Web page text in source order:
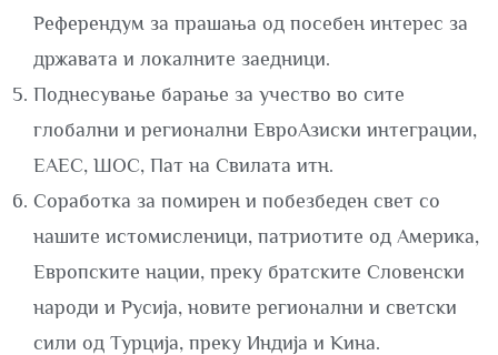
Референдум за прашања од посебен интерес за
државата и локалните заедници.
Поднесување барање за учество во сите
глобални и регионални ЕвроАзиски интеграции,
ЕАЕС, ШОС, Пат на Свилата итн.
Соработка за помирен и побезбеден свет со
нашите истомисленици, патриотите од Америка,
Европските нации, преку братските Словенски
народи и Русија, новите регионални и светски
сили од Турција, преку Индија и Кина.